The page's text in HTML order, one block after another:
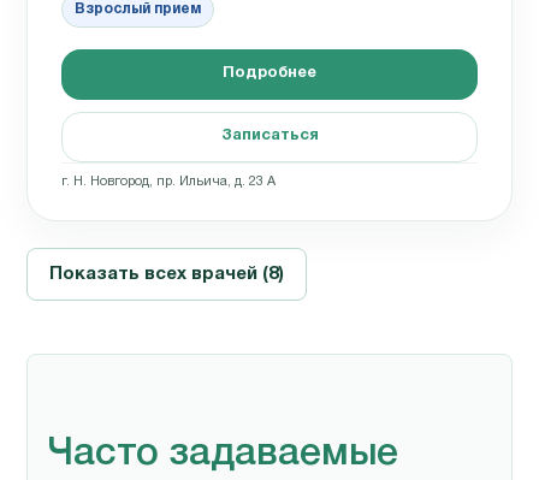
Взрослый прием
Подробнее
Записаться
г. Н. Новгород, пр. Ильича, д. 23 А
Показать всех врачей (8)
Часто задаваемые